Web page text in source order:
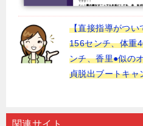
【直接指導がつい
156センチ、体重
ンチ、香里●似の
貞脱出ブートキャ
関連サイト